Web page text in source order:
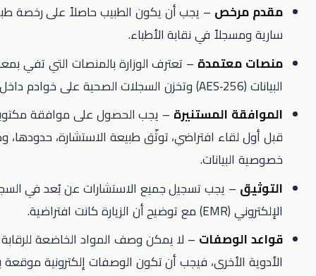
– يجب أن يكون الطبيب حاصلاً على رخصة طبية مصرية
في نقابة الأطباء.
معتمدة– تعترف الوزارة بالمنصات التي تفي بمعايير تشفير
المستنيرة– يجب الحصول على موافقة مكتوبة أو إلكترونية
لقاء افتراضي، توثّق طبيعة الاستشارة، حدودها، وضمانات
– يجب تسجيل جميع الاستشارات عن بُعد في السجل الطبي
– لا يمكن وصف المواد الخاضعة للرقابة عن بُعد؛ أما
الأخرى، فيجب أن تكون الوصفات إلكترونية موقعة بتوقيع رقمي